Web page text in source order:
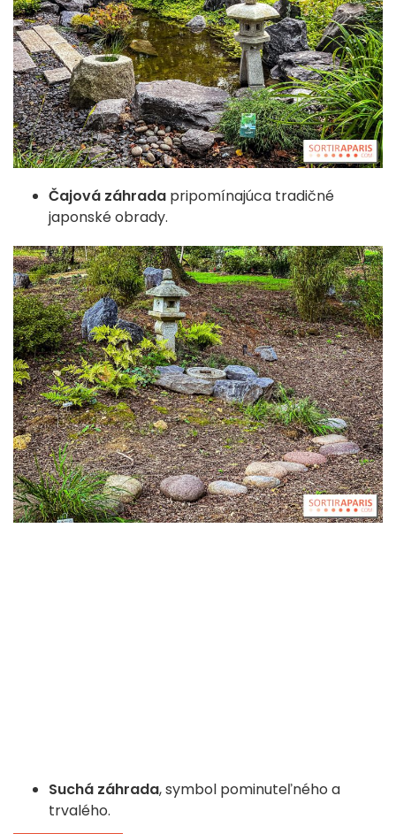
Čajová záhrada pripomínajúca tradičné
japonské obrady.
Suchá záhrada, symbol pominuteľného a
trvalého.